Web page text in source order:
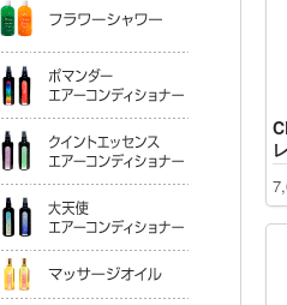
ポマンダ
クイント
大天使エ